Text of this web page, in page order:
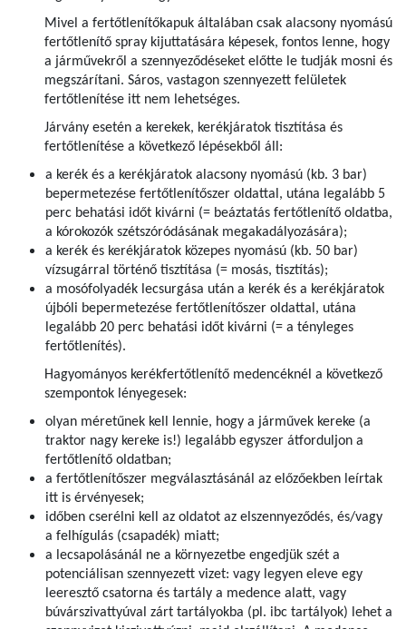
Mivel a fertőtlenítőkapuk általában csak alacsony nyomású
fertőtlenítő spray kijuttatására képesek, fontos lenne, hogy
a járművekről a szennyeződéseket előtte le tudják mosni és
megszárítani. Sáros, vastagon szennyezett felületek
fertőtlenítése itt nem lehetséges.
Járvány esetén a kerekek, kerékjáratok tisztítása és
fertőtlenítése a következő lépésekből áll:
a kerék és a kerékjáratok alacsony nyomású (kb. 3 bar)
bepermetezése fertőtlenítőszer oldattal­, utána legalább 5
perc behatási időt kivárni (= beáztatás fertőtlenítő oldatba,
a kórokozók szétszóródásának megakadályozására);
a kerék és kerékjáratok közepes nyomású (kb. 50 bar)
vízsugárral történő tisztítása (= mosás, tisztítás);
a mosófolyadék lecsurgása után a kerék és a kerékjáratok
újbóli bepermetezése fertőtlenítőszer oldattal­, utána
legalább 20 perc behatási időt kivárni (= a tényleges
fertőtlenítés).
Hagyományos kerékfertőtlenítő medencéknél a következő
szempontok lényegesek:
olyan méretűnek kell lennie, hogy a járművek kereke (a
traktor nagy kereke is!) legalább egyszer átforduljon a
fertőtlenítő oldatban;
a fertőtlenítőszer megválasztásánál az előzőekben leírtak
itt is érvényesek;
időben cserélni kell az oldatot az elszennyeződés, és/vagy
a felhígulás (csapadék) miatt;
a lecsapolásánál ne a környezetbe engedjük szét a
potenciálisan szennyezett vizet: vagy legyen eleve egy
leeresztő csatorna és tartály a medence alatt, vagy
búvárszivattyúval zárt tartályokba (pl. ibc tartályok) lehet a